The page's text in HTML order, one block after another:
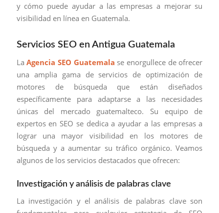
y cómo puede ayudar a las empresas a mejorar su
visibilidad en línea en Guatemala.
Servicios SEO en Antigua Guatemala
LaAgencia SEO Guatemala se enorgullece de ofrecer
una amplia gama de servicios de optimización de
motores de búsqueda que están diseñados
específicamente para adaptarse a las necesidades
únicas del mercado guatemalteco. Su equipo de
expertos en SEO se dedica a ayudar a las empresas a
lograr una mayor visibilidad en los motores de
búsqueda y a aumentar su tráfico orgánico. Veamos
algunos de los servicios destacados que ofrecen:
Investigación y análisis de palabras clave
La investigación y el análisis de palabras clave son